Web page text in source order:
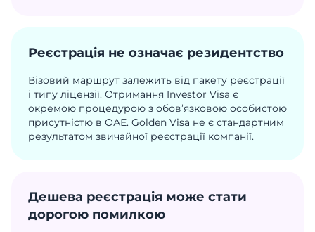
Реєстрація не означає резидентство
Візовий маршрут залежить від пакету реєстрації
і типу ліцензії. Отримання Investor Visa є
окремою процедурою з обов’язковою особистою
присутністю в ОАЕ. Golden Visa не є стандартним
результатом звичайної реєстрації компанії.
Дешева реєстрація може стати
дорогою помилкою